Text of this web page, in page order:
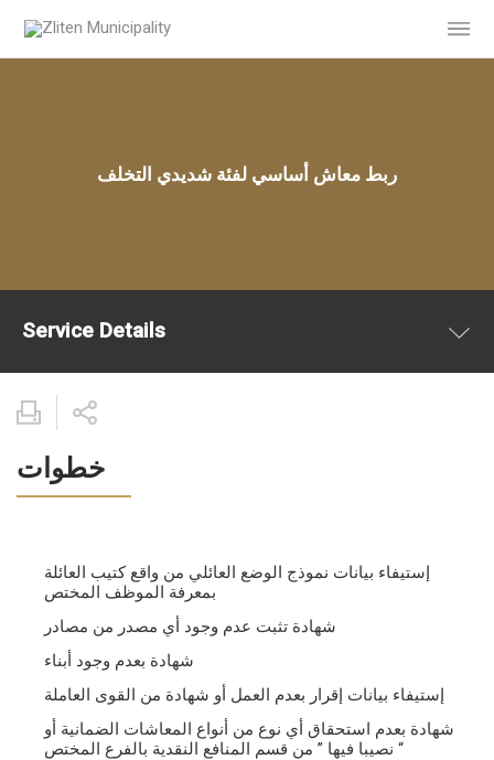
ربط معاش أساسي لفئة شديدي التخلف
Service Details
خطوات
إستيفاء بيانات نموذج الوضع العائلي من واقع كتيب العائلة
بمعرفة الموظف المختص
شهادة تثبت عدم وجود أي مصدر من مصادر
شهادة بعدم وجود أبناء
إستيفاء بيانات إقرار بعدم العمل أو شهادة من القوى العاملة
شهادة بعدم استحقاق أي نوع من أنواع المعاشات الضمانية أو
نصيبا فيها ” من قسم المنافع النقدية بالفرع المختص “